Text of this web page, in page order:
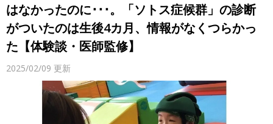
はなかったのに･･･。「ソトス症候群」の診断
がついたのは生後4カ月、情報がなくつらかっ
た【体験談・医師監修】
2025/02/09 更新